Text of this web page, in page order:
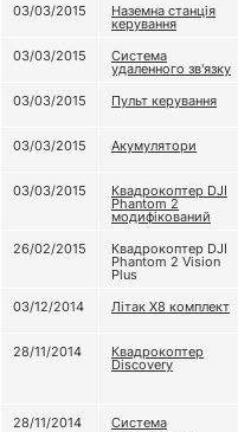
03/03/2015
Наземна станція
керування
03/03/2015
Система
удаленного зв'язку
03/03/2015
Пульт керування
03/03/2015
Акумулятори
03/03/2015
Квадрокоптер DJI
Phantom 2
модифікований
26/02/2015 Квадрокоптер DJI
Phantom 2 Vision
Plus
03/12/2014
Літак Х8 комплект
28/11/2014
Квадрокоптер
Discovery
28/11/2014
Система